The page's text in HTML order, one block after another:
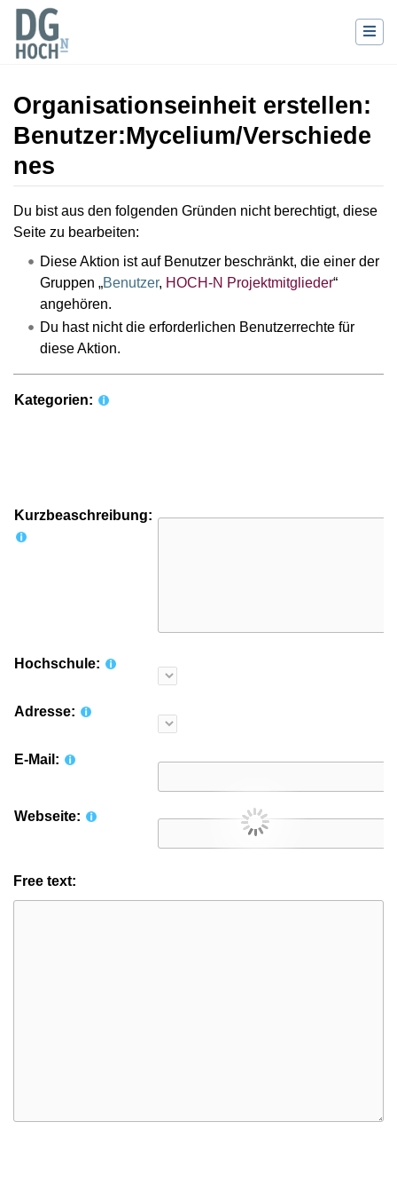
Organisationseinheit erstellen:
Benutzer:Mycelium/Verschiede
nes
Wechseln zu:Navigation,Suche
Du bist aus den folgenden Gründen nicht berechtigt, diese
Seite zu bearbeiten:
Diese Aktion ist auf Benutzer beschränkt, die einer der
Gruppen „Benutzer, HOCH-N Projektmitglieder“
angehören.
Du hast nicht die erforderlichen Benutzerrechte für
diese Aktion.
Kategorien:
Kurzbeaschreibung:
Hochschule:
Adresse:
E-Mail:
Webseite:
Free text: